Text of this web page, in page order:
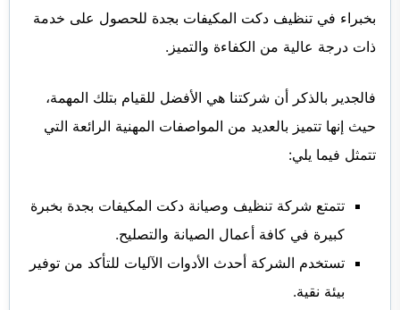
بخبراء في تنظيف دكت المكيفات بجدة للحصول على خدمة
ذات درجة عالية من الكفاءة والتميز.
فالجدير بالذكر أن شركتنا هي الأفضل للقيام بتلك المهمة،
حيث إنها تتميز بالعديد من المواصفات المهنية الرائعة التي
تتمثل فيما يلي:
تتمتع شركة تنظيف وصيانة دكت المكيفات بجدة بخبرة
كبيرة في كافة أعمال الصيانة والتصليح.
تستخدم الشركة أحدث الأدوات الآليات للتأكد من توفير
بيئة نقية.